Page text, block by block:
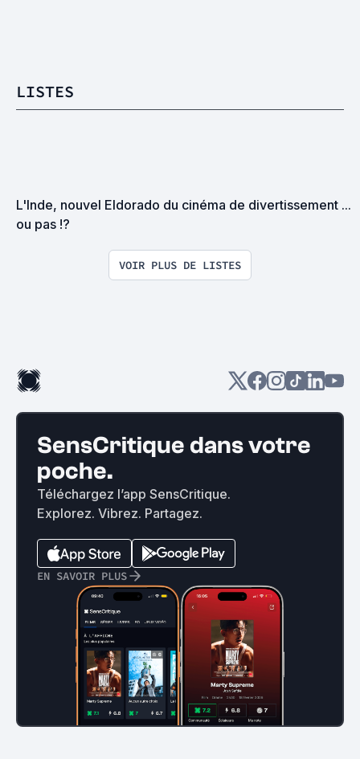
LISTES
L'Inde, nouvel Eldorado du cinéma de divertissement ...
ou pas !?
VOIR PLUS DE LISTES
SensCritique dans votre
poche.
Téléchargez l’app SensCritique.
Explorez. Vibrez. Partagez.
EN SAVOIR PLUS